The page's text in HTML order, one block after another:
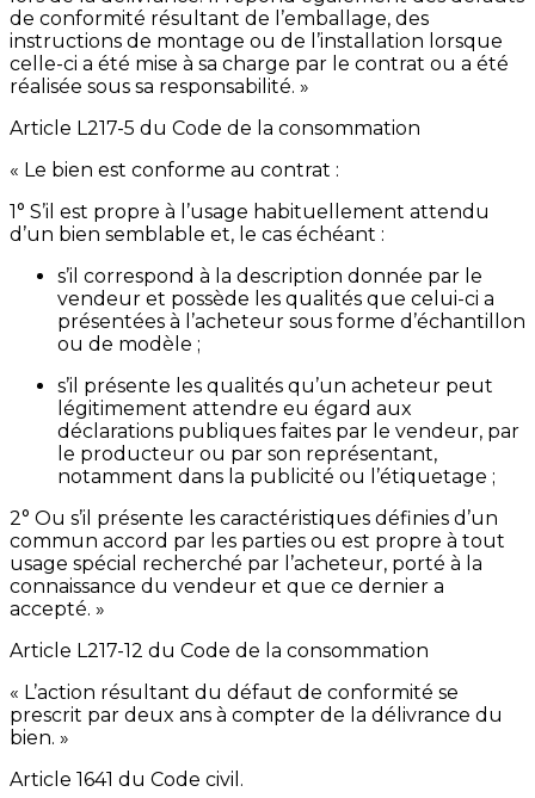
de conformité résultant de l’emballage, des
instructions de montage ou de l’installation lorsque
celle-ci a été mise à sa charge par le contrat ou a été
réalisée sous sa responsabilité. »
Article L217-5 du Code de la consommation
« Le bien est conforme au contrat :
1° S’il est propre à l’usage habituellement attendu
d’un bien semblable et, le cas échéant :
s’il correspond à la description donnée par le
vendeur et possède les qualités que celui-ci a
présentées à l’acheteur sous forme d’échantillon
ou de modèle ;
s’il présente les qualités qu’un acheteur peut
légitimement attendre eu égard aux
déclarations publiques faites par le vendeur, par
le producteur ou par son représentant,
notamment dans la publicité ou l’étiquetage ;
2° Ou s’il présente les caractéristiques définies d’un
commun accord par les parties ou est propre à tout
usage spécial recherché par l’acheteur, porté à la
connaissance du vendeur et que ce dernier a
accepté. »
Article L217-12 du Code de la consommation
« L’action résultant du défaut de conformité se
prescrit par deux ans à compter de la délivrance du
bien. »
Article 1641 du Code civil.